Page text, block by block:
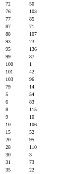
72
50
76
103
77
85
87
71
88
107
93
23
95
136
99
87
100
1
101
42
103
96
79
14
5
54
6
83
8
115
9
10
10
106
15
52
20
95
28
110
30
3
31
73
35
22